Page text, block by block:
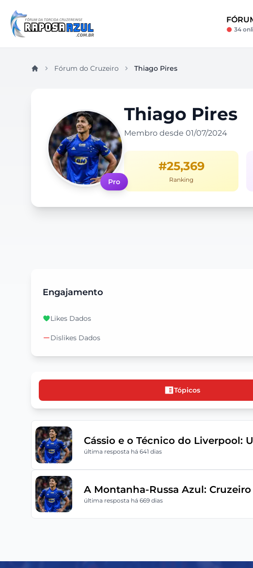
34
Fórum do Cruzeiro Thiago Pires
Pro
Thiago Pires
Membro desde 01/07/2024
#25,369
Ranking
Engajamento
Likes Dados
Dislikes Dados
Tópicos
Cássio e o Técnico do Liverpool:
última resposta há 641 dias
A Montanha-Russa Azul:
última resposta há 669 dias